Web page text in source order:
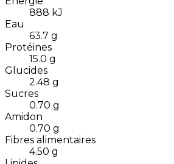
888 kJ
Eau
63.7 g
Protéines
15.0 g
Glucides
2.48 g
Sucres
0.70 g
Amidon
0.70 g
Fibres alimentaires
4.50 g